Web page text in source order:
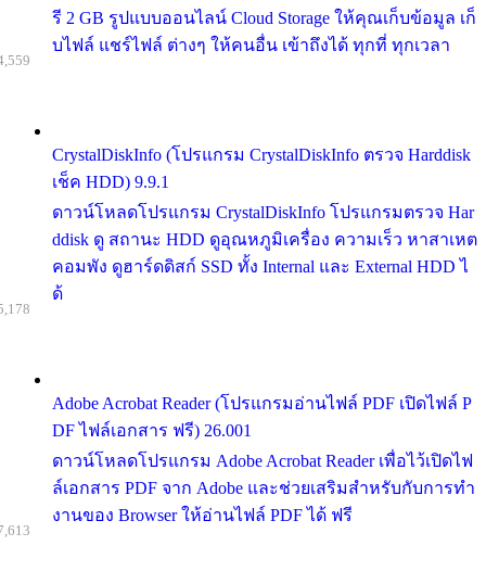
รี 2 GB รูปแบบออนไลน์ Cloud Storage ให้คุณเก็บข้อมูล เก็
บไฟล์ แชร์ไฟล์ ต่างๆ ให้คนอื่น เข้าถึงได้ ทุกที่ ทุกเวลา
CrystalDiskInfo (โปรแกรม CrystalDiskInfo ตรวจ Harddisk
เช็ค HDD) 9.9.1
ดาวน์โหลดโปรแกรม CrystalDiskInfo โปรแกรมตรวจ Har
ddisk ดู สถานะ HDD ดูอุณหภูมิเครื่อง ความเร็ว หาสาเหต
คอมพัง ดูฮาร์ดดิสก์ SSD ทั้ง Internal และ External HDD ไ
ด้
Adobe Acrobat Reader (โปรแกรมอ่านไฟล์ PDF เปิดไฟล์ P
DF ไฟล์เอกสาร ฟรี) 26.001
ดาวน์โหลดโปรแกรม Adobe Acrobat Reader เพื่อไว้เปิดไฟ
ล์เอกสาร PDF จาก Adobe และช่วยเสริมสำหรับกับการทำ
งานของ Browser ให้อ่านไฟล์ PDF ได้ ฟรี